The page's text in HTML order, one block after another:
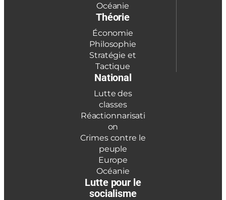
Océanie
Théorie
Économie
Philosophie
Stratégie et
Tactique
National
Lutte des
classes
Réactionnarisati
on
Crimes contre le
peuple
Europe
Océanie
Lutte pour le
socialisme